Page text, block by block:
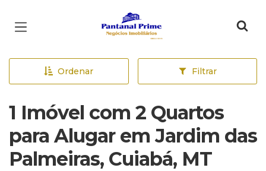
Página inicial
Ordenar Filtrar
1 Imóvel com 2 Quartos
para Alugar em Jardim das
Palmeiras, Cuiabá, MT